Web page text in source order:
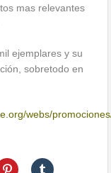
mas relevantes
ejemplares y su
sobretodo en
webs/